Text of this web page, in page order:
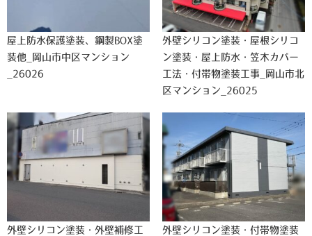
屋上防水保護塗装、鋼製BOX塗
装他_岡山市中区マンション
_26026
外壁シリコン塗装・屋根シリコ
ン塗装・屋上防水・笠木カバー
工法・付帯物塗装工事_岡山市北
区マンション_26025
外壁シリコン塗装・外壁補修工
外壁シリコン塗装・付帯物塗装